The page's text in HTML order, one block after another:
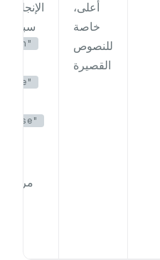
أعلى،
خاصة
للنصوص
القصيرة
سبيل
مرجع: